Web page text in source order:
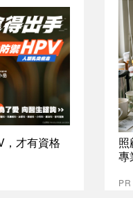
，才有資格
專